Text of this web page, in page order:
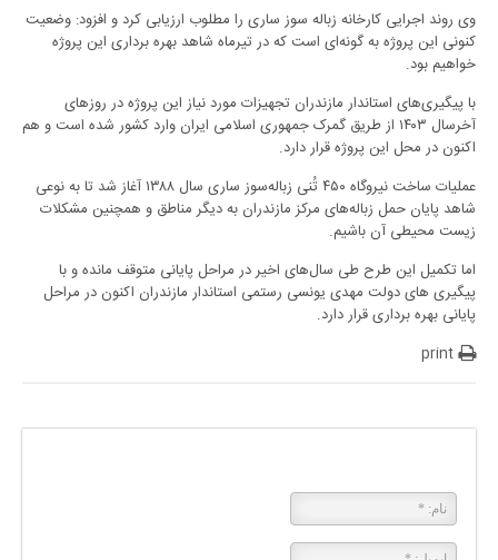
وی روند اجرایی کارخانه زباله سوز ساری را مطلوب ارزیابی کرد و افزود: وضعیت
کنونی این پروژه به گونه‌ای است که در تیرماه شاهد بهره برداری این پروژه
خواهیم بود.
با پیگیری‌های استاندار مازندران تجهیزات مورد نیاز این پروژه در روزهای
آخرسال ۱۴۰۳ از طریق گمرک جمهوری اسلامی ایران وارد کشور شده است و هم
اکنون در محل این پروژه قرار دارد.
عملیات ساخت نیروگاه ۴۵۰ تُنی زباله‌سوز ساری سال ۱۳۸۸ آغاز شد تا به نوعی
شاهد پایان حمل زباله‌های مرکز مازندران به دیگر مناطق و همچنین مشکلات
زیست محیطی آن باشیم.
اما تکمیل این طرح طی سال‌های اخیر در مراحل پایانی متوقف مانده و با
پیگیری های دولت مهدی یونسی رستمی استاندار مازندران اکنون در مراحل
پایانی بهره برداری قرار دارد.
print